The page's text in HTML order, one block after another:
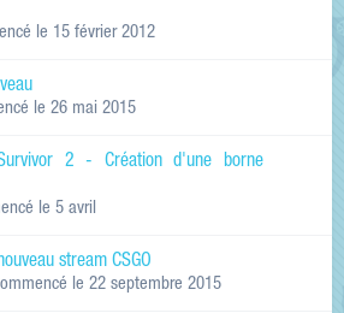
le 15 février 2012
le 26 mai 2015
2 - Création d'une borne
le 5 avril
stream CSGO
le 22 septembre 2015